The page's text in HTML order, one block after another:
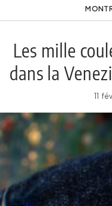
Les mille
dans la
11